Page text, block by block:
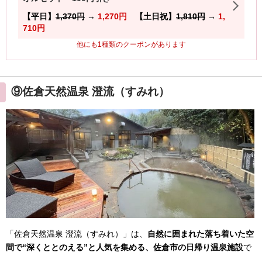
⑨佐倉天然温泉 澄流（すみれ）
「佐倉天然温泉 澄流（すみれ）」は、
自然に囲まれた落ち着いた空
間で“深くととのえる”と人気を集める、佐倉市の日帰り温泉施設で